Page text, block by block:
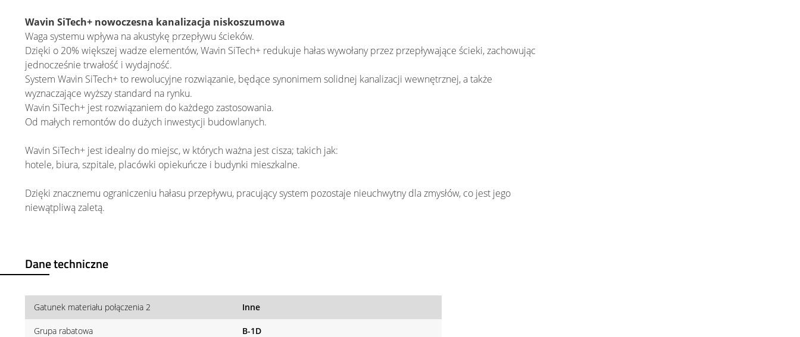
Wavin SiTech+ nowoczesna kanalizacja niskoszumowa
Waga systemu wpływa na akustykę przepływu ścieków.
Dzięki o 20% większej wadze elementów, Wavin SiTech+ redukuje hałas wywołany przez przepływające ścieki, zachowując
jednocześnie trwałość i wydajność.
System Wavin SiTech+ to rewolucyjne rozwiązanie, będące synonimem solidnej kanalizacji wewnętrznej, a także
wyznaczające wyższy standard na rynku.
Wavin SiTech+ jest rozwiązaniem do każdego zastosowania.
Od małych remontów do dużych inwestycji budowlanych.
Wavin SiTech+ jest idealny do miejsc, w których ważna jest cisza; takich jak:
hotele, biura, szpitale, placówki opiekuńcze i budynki mieszkalne.
Dzięki znacznemu ograniczeniu hałasu przepływu, pracujący system pozostaje nieuchwytny dla zmysłów, co jest jego
niewątpliwą zaletą.
Dane techniczne
Gatunek materiału połączenia 2 Inne
Grupa rabatowa B-1D